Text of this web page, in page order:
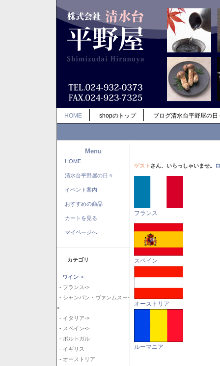
HOME shopのトップ ブログ清水台平野屋の日
Menu
HOME
清水台平野屋の日々
イベント案内
おすすめの商品
カートを見る
マイページへ
カテゴリ
ワイン->
- フランス->
- シャンパン・ヴァンムスー-
>
- イタリア->
- スペイン->
- ポルトガル
- イギリス
- オーストリア
ゲスト さん、いらっしゃいませ。
フランス
スペイン
オーストリア
ルーマニア